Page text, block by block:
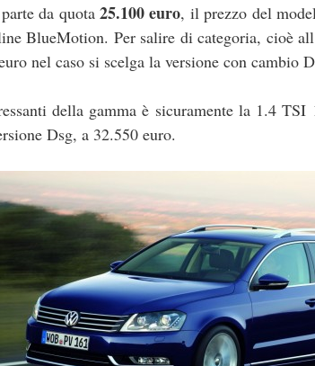
da quota25.100 euro, il prezzo del
BlueMotion. Per salire di categoria, cioè
nel caso si scelga la versione con cambio
della gamma è sicuramente la 1.4
Dsg, a 32.550 euro.